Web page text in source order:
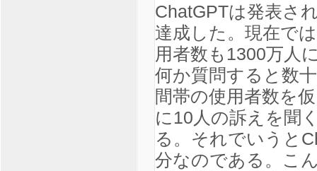
ChatGPTは発表さ
達成した。現在で
用者数も1300万人
何か質問すると数
間帯の使用者数を
に10人の訴えを聞
る。それでいうと
分なのである。こ